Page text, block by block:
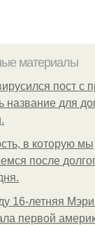
материалы
пост с
название для
в которую мы
после
16-летняя
первой